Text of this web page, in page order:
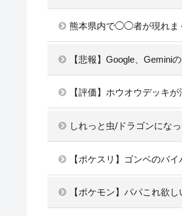
熊本県内で◯◯者が現れま
【悲報】Google、Gemini
【評価】ホウオウデッキ
しれっと虫/ドラゴンにな
【ポケスリ】ゴンベのバ
【ポケモン】パパこれ欲し